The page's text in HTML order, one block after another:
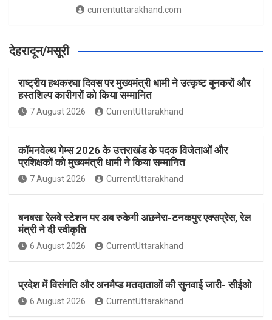
currentuttarakhand.com
देहरादून/मसूरी
राष्ट्रीय हथकरघा दिवस पर मुख्यमंत्री धामी ने उत्कृष्ट बुनकरों और
हस्तशिल्प कारीगरों को किया सम्मानित
7 August 2026 CurrentUttarakhand
कॉमनवेल्थ गेम्स 2026 के उत्तराखंड के पदक विजेताओं और
प्रशिक्षकों को मुख्यमंत्री धामी ने किया सम्मानित
7 August 2026 CurrentUttarakhand
बनबसा रेलवे स्टेशन पर अब रुकेगी अछनेरा-टनकपुर एक्सप्रेस, रेल
मंत्री ने दी स्वीकृति
6 August 2026 CurrentUttarakhand
प्रदेश में विसंगति और अनमैप्ड मतदाताओं की सुनवाई जारी- सीईओ
6 August 2026 CurrentUttarakhand